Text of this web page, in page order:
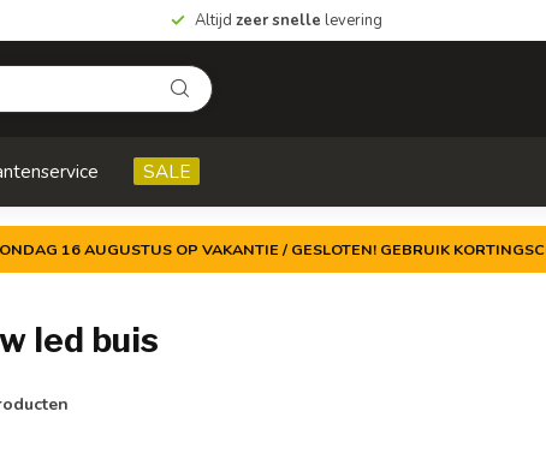
Altijd zeer snelle levering
SALE
16 AUGUSTUS OP VAKANTIE / GESLOTEN! GEBRUIK
led buis